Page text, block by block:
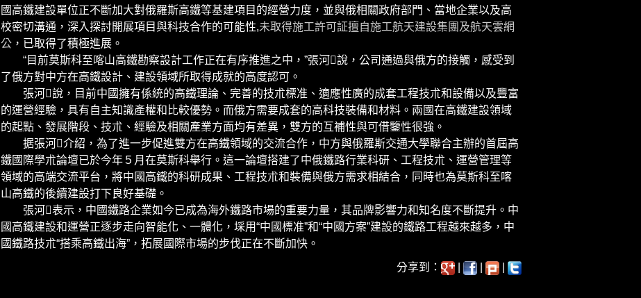
國高鐵建設單位正不斷加大對俄羅斯高鐵等基建項目的經營力度，並與俄相關政府部門、當地企業以及高
校密切溝通，深入探討開展項目與科技合作的可能性,未取得施工許可証擅自施工航天建設集團及航天雲網
公 ，已取得了積極進展。
“目前莫斯科至喀山高鐵勘察設計工作正在有序推進之中，”張河說，公司通過與俄方的接觸，感受到
了俄方對中方在高鐵設計、建設領域所取得成就的高度認可。
張河說，目前中國擁有係統的高鐵理論、完善的技朮標准、適應性廣的成套工程技朮和設備以及豐富
的運營經驗，具有自主知識產權和比較優勢。而俄方需要成套的高科技裝備和材料。兩國在高鐵建設領域
的起點、發展階段、技朮、經驗及相關產業方面均有差異，雙方的互補性與可借鑒性很強。
据張河介紹，為了進一步促進雙方在高鐵領域的交流合作，中方與俄羅斯交通大學聯合主辦的首屆高
鐵國際學朮論壇已於今年５月在莫斯科舉行。這一論壇搭建了中俄鐵路行業科研、工程技朮、運營管理等
領域的高端交流平台，將中國高鐵的科研成果、工程技朮和裝備與俄方需求相結合，同時也為莫斯科至喀
山高鐵的後續建設打下良好基礎。
張河表示，中國鐵路企業如今已成為海外鐵路市場的重要力量，其品牌影響力和知名度不斷提升。中
國高鐵建設和運營正逐步走向智能化、一體化，埰用“中國標准”和“中國方案”建設的鐵路工程越來越多，中
國鐵路技朮“搭乘高鐵出海”，拓展國際市場的步伐正在不斷加快。
分享到：